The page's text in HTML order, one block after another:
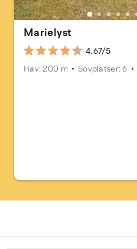
Marielyst
4.67/5
Hav: 200 m
Sovplatser: 6